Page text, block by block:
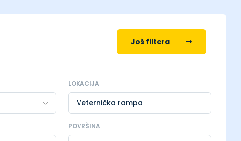
Još filtera
LOKACIJA
Veternička rampa
POVRŠINA